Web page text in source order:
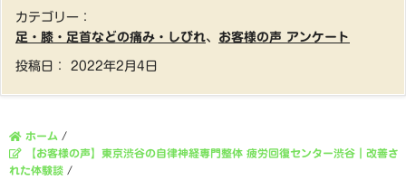
カテゴリー：
足・膝・足首などの痛み・しびれ 、 お客様の声 アンケート
投稿日： 2022年2月4日
ホーム /
【お客様の声】東京渋谷の自律神経専門整体 疲労回復センター渋谷｜改善さ
れた体験談 /